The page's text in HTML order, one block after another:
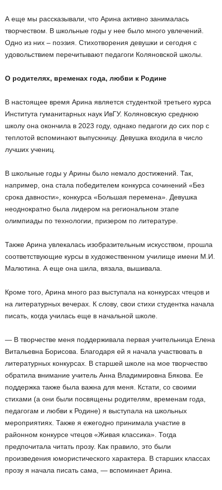
А еще мы рассказывали, что Арина активно занималась
творчеством. В школьные годы у нее было много увлечений.
Одно из них – поэзия. Стихотворения девушки и сегодня с
удовольствием перечитывают педагоги Коляновской школы.
О родителях, временах года, любви к Родине
В настоящее время Арина является студенткой третьего курса
Института гуманитарных наук ИвГУ. Коляновскую среднюю
школу она окончила в 2023 году, однако педагоги до сих пор с
теплотой вспоминают выпускницу. Девушка входила в число
лучших учениц.
В школьные годы у Арины было немало достижений. Так,
например, она стала победителем конкурса сочинений «Без
срока давности», конкурса «Большая перемена». Девушка
неоднократно была лидером на региональном этапе
олимпиады по технологии, призером по литературе.
Также Арина увлекалась изобразительным искусством, прошла
соответствующие курсы в художественном училище имени М.И.
Малютина. А еще она шила, вязала, вышивала.
Кроме того, Арина много раз выступала на конкурсах чтецов и
на литературных вечерах. К слову, свои стихи студентка начала
писать, когда училась еще в начальной школе.
— В творчестве меня поддерживала первая учительница Елена
Витальевна Борисова. Благодаря ей я начала участвовать в
литературных конкурсах. В старшей школе на мое творчество
обратила внимание учитель Анна Владимировна Бякова. Ее
поддержка также была важна для меня. Кстати, со своими
стихами (а они были посвящены родителям, временам года,
педагогам и любви к Родине) я выступала на школьных
мероприятиях. Также я ежегодно принимала участие в
районном конкурсе чтецов «Живая классика». Тогда
предпочитала читать прозу. Как правило, это были
произведения юмористического характера. В старших классах
прозу я начала писать сама, — вспоминает Арина.